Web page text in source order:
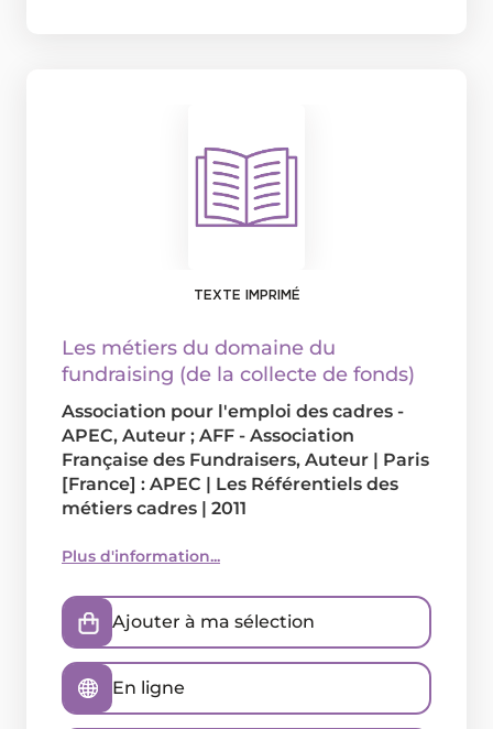
TEXTE IMPRIMÉ
Les métiers du domaine du
fundraising (de la collecte de fonds)
Association pour l'emploi des cadres -
APEC, Auteur ; AFF - Association
Française des Fundraisers, Auteur | Paris
[France] : APEC | Les Référentiels des
métiers cadres | 2011
Plus d'information...
Ajouter à ma sélection
En ligne